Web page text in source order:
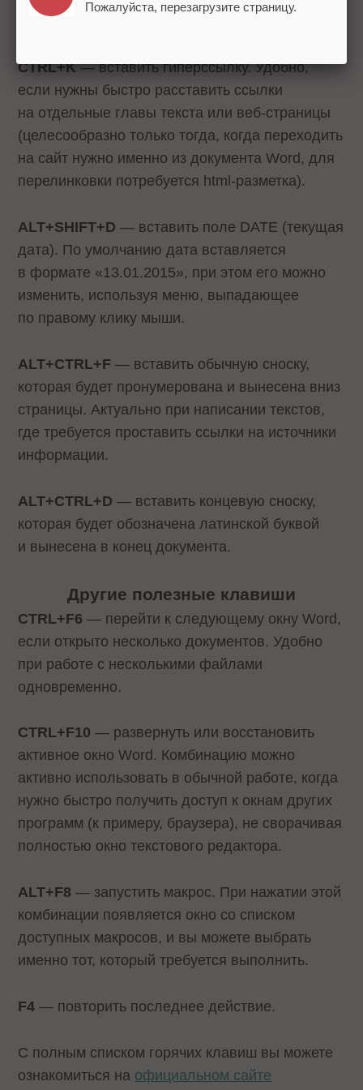
CTRL+K— вставить гиперссылку. Удобно,
если нужны быстро расставить ссылки
на отдельные главы текста или веб-страницы
(целесообразно только тогда, когда переходить
на сайт нужно именно из документа Word, для
перелинковки потребуется html-разметка).
ALT+SHIFT+D— вставить поле DATE (текущая
дата). По умолчанию дата вставляется
в формате «13.01.2015», при этом его можно
изменить, используя меню, выпадающее
по правому клику мыши.
ALT+CTRL+F— вставить обычную сноску,
которая будет пронумерована и вынесена вниз
страницы. Актуально при написании текстов,
где требуется проставить ссылки на источники
информации.
ALT+CTRL+D— вставить концевую сноску,
которая будет обозначена латинской буквой
и вынесена в конец документа.
Другие полезные клавиши
CTRL+F6— перейти к следующему окну Word,
если открыто несколько документов. Удобно
при работе с несколькими файлами
одновременно.
CTRL+F10 — развернуть или восстановить
активное окно Word. Комбинацию можно
активно использовать в обычной работе, когда
нужно быстро получить доступ к окнам других
программ (к примеру, браузера), не сворачивая
полностью окно текстового редактора.
ALT+F8— запустить макрос. При нажатии этой
комбинации появляется окно со списком
доступных макросов, и вы можете выбрать
именно тот, который требуется выполнить.
F4— повторить последнее действие.
С полным списком горячих клавиш вы можете
ознакомиться на официальном сайте
Пожалуйста, перезагрузите страницу.